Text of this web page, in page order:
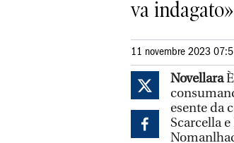
va indagato»
11 novembre 2023
Novellara
esente da
Scarcella